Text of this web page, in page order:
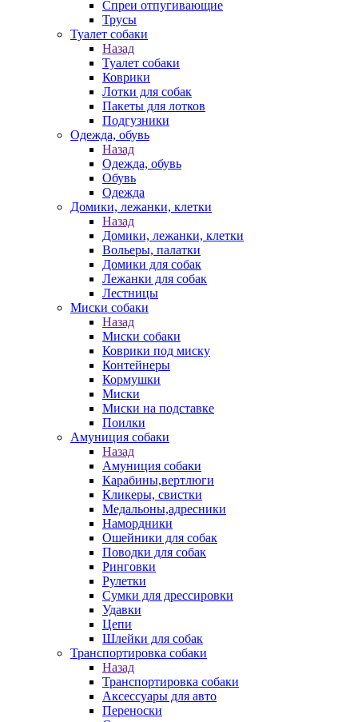
Спреи отпугивающие
Трусы
Туалет собаки
Назад
Туалет собаки
Коврики
Лотки для собак
Пакеты для лотков
Подгузники
Одежда, обувь
Назад
Одежда, обувь
Обувь
Одежда
Домики, лежанки, клетки
Назад
Домики, лежанки, клетки
Вольеры, палатки
Домики для собак
Лежанки для собак
Лестницы
Миски собаки
Назад
Миски собаки
Коврики под миску
Контейнеры
Кормушки
Миски
Миски на подставке
Поилки
Амуниция собаки
Назад
Амуниция собаки
Карабины,вертлюги
Кликеры, свистки
Медальоны,адресники
Намордники
Ошейники для собак
Поводки для собак
Ринговки
Рулетки
Сумки для дрессировки
Удавки
Цепи
Шлейки для собак
Транспортировка собаки
Назад
Транспортировка собаки
Аксессуары для авто
Переноски